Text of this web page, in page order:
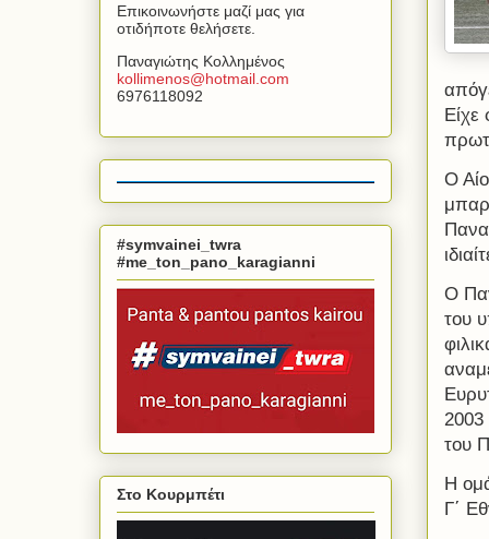
Ο
Ο
του
2003
του
Η
Γ΄
Επικοινωνήστε μαζί μας για
οτιδήποτε θελήσετε.
Παναγιώτης Κολλημένος
kollimenos@hotmail com
6976118092
#symvainei_twra
#me_ton_pano_karagianni
Στο Κουρμπέτι